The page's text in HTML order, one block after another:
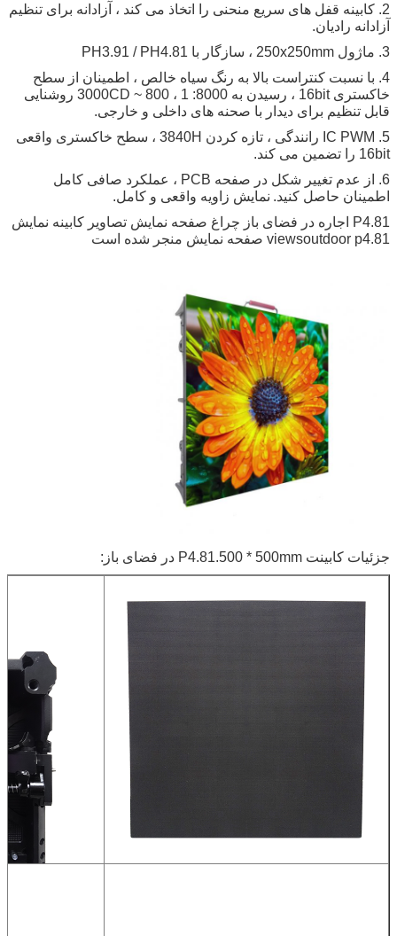
2. کابینه قفل های سریع منحنی را اتخاذ می کند ، آزادانه برای تنظیم
آزادانه رادیان.
3. ماژول 250x250mm ، سازگار با PH3.91 / PH4.81
4. با نسبت کنتراست بالا به رنگ سیاه خالص ، اطمینان از سطح
خاکستری 16bit ، رسیدن به 8000: 1 ، 800 ~ 3000CD روشنایی
قابل تنظیم برای دیدار با صحنه های داخلی و خارجی.
5. IC PWM رانندگی ، تازه کردن 3840H ، سطح خاکستری واقعی
16bit را تضمین می کند.
6. از عدم تغییر شکل در صفحه PCB ، عملکرد صافی کامل
اطمینان حاصل کنید. نمایش زاویه واقعی و کامل.
P4.81 اجاره در فضای باز چراغ صفحه نمایش تصاویر کابینه نمایش
viewsoutdoor p4.81 صفحه نمایش منجر شده است
جزئیات کابینت P4.81.500 * 500mm در فضای باز: